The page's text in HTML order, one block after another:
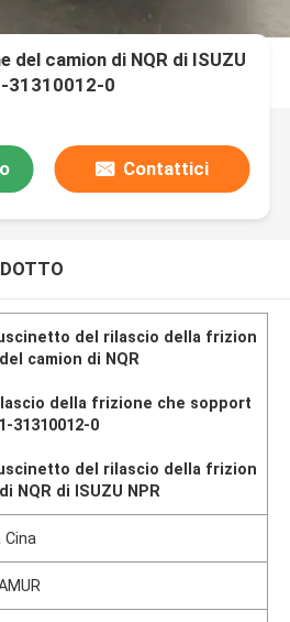
del camion di NQR di ISUZU
31310012-0
Contattici
del rilascio della frizion
camion di NQR
della frizione che sopport
31310012-0
del rilascio della frizion
NQR di ISUZU NPR
Cina